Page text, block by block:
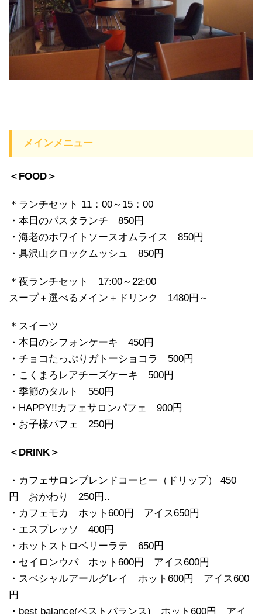
メインメニュー
＜FOOD＞
＊ランチセット 11：00～15：00
・本日のパスタランチ 850円
・海老のホワイトソースオムライス 850円
・具沢山クロックムッシュ 850円
＊夜ランチセット 17:00～22:00
スープ＋選べるメイン＋ドリンク 1480円～
＊スイーツ
・本日のシフォンケーキ 450円
・チョコたっぷりガトーショコラ 500円
・こくまろレアチーズケーキ 500円
・季節のタルト 550円
・HAPPY!!カフェサロンパフェ 900円
・お子様パフェ 250円
＜DRINK＞
・カフェサロンブレンドコーヒー（ドリップ） 450
円 おかわり 250円..
・カフェモカ ホット600円 アイス650円
・エスプレッソ 400円
・ホットストロベリーラテ 650円
・セイロンウバ ホット600円 アイス600円
・スペシャルアールグレイ ホット600円 アイス600
円
・best balance(ベストバランス) ホット600円 アイ